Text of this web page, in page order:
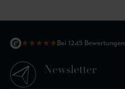
★★★★★Bei 1245 Bewertungen
Newsletter